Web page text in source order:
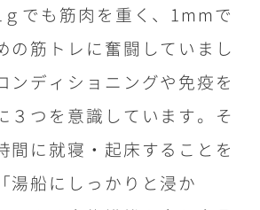
でも筋肉を重く、1mmで
の筋トレに奮闘していまし
ンディショニングや免疫を
３つを意識しています。そ
間に就寝・起床することを
湯船にしっかりと浸か